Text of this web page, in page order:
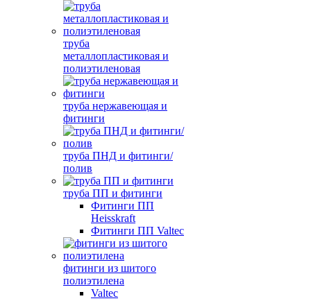
труба
металлопластиковая и
полиэтиленовая
труба нержавеющая и
фитинги
труба ПНД и фитинги/
полив
труба ПП и фитинги
Фитинги ПП
Heisskraft
Фитинги ПП Valtec
фитинги из шитого
полиэтилена
Valtec